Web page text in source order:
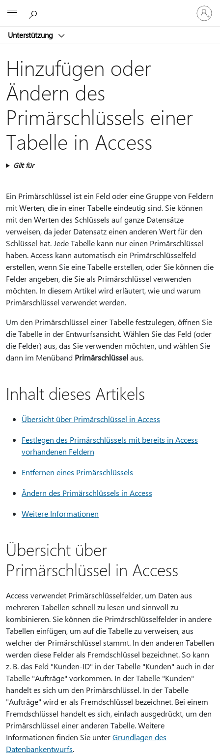
Unterstützung
Bei
Ihrem
Konto
Hinzufügen oder
Ändern des
Primärschlüssels einer
Tabelle in Access
Gilt für
Ein Primärschlüssel ist ein Feld oder eine Gruppe von Feldern
mit Werten, die in einer Tabelle eindeutig sind. Sie können
mit den Werten des Schlüssels auf ganze Datensätze
verweisen, da jeder Datensatz einen anderen Wert für den
Schlüssel hat. Jede Tabelle kann nur einen Primärschlüssel
haben. Access kann automatisch ein Primärschlüsselfeld
erstellen, wenn Sie eine Tabelle erstellen, oder Sie können die
Felder angeben, die Sie als Primärschlüssel verwenden
möchten. In diesem Artikel wird erläutert, wie und warum
Primärschlüssel verwendet werden.
Um den Primärschlüssel einer Tabelle festzulegen, öffnen Sie
die Tabelle in der Entwurfsansicht. Wählen Sie das Feld (oder
die Felder) aus, das Sie verwenden möchten, und wählen Sie
dann im Menüband Primärschlüsselaus.
Inhalt dieses Artikels
Übersicht über Primärschlüssel in Access
Festlegen des Primärschlüssels mit bereits in Access
vorhandenen Feldern
Entfernen eines Primärschlüssels
Ändern des Primärschlüssels in Access
Weitere Informationen
Übersicht über
Primärschlüssel in Access
Access verwendet Primärschlüsselfelder, um Daten aus
mehreren Tabellen schnell zu lesen und sinnvoll zu
kombinieren. Sie können die Primärschlüsselfelder in andere
Tabellen einfügen, um auf die Tabelle zu verweisen, aus
welcher der Primärschlüssel stammt. In den anderen Tabellen
werden diese Felder als Fremdschlüssel bezeichnet. So kann
z. B. das Feld "Kunden-ID" in der Tabelle "Kunden" auch in der
Tabelle "Aufträge" vorkommen. In der Tabelle "Kunden"
handelt es sich um den Primärschlüssel. In der Tabelle
"Aufträge" wird er als Fremdschlüssel bezeichnet. Bei einem
Fremdschlüssel handelt es sich, einfach ausgedrückt, um den
Primärschlüssel einer anderen Tabelle. Weitere
Informationen finden Sie unterGrundlagen des
Datenbankentwurfs.